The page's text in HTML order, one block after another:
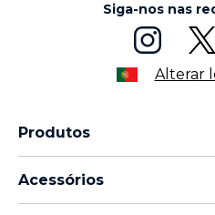
Siga-nos nas
Alterar
Produtos
Acessórios